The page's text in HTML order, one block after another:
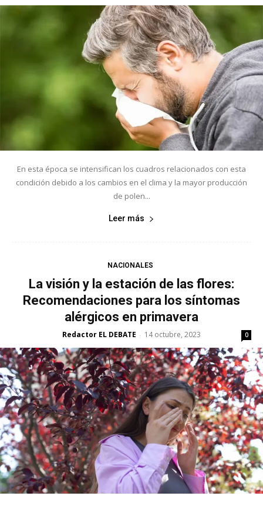
En esta época se intensifican los cuadros relacionados con esta
condición debido a los cambios en el clima y la mayor producción
de polen...
Leer más
NACIONALES
La visión y la estación de las flores:
Recomendaciones para los síntomas
alérgicos en primavera
Redactor EL DEBATE - 14 octubre, 2023 0